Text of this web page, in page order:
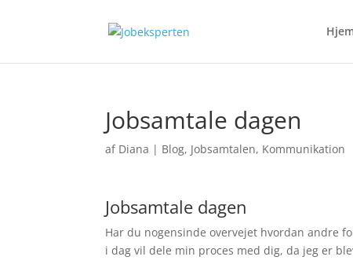
Jobsamtale dagen
af Diana | Blog, Jobsamtalen, Kommunikation
Jobsamtale dagen
Har du nogensinde overvejet hvordan andre
i dag vil dele min proces med dig, da jeg er